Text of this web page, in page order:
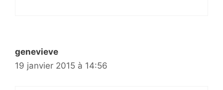
genevieve
19 janvier 2015 à 14:56